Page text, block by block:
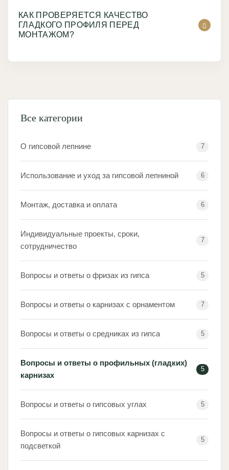
Все категории
О гипсовой лепнине 7
Использование и уход за гипсовой лепниной 6
Монтаж, доставка и оплата 6
Индивидуальные проекты, сроки,
сотрудничество
7
Вопросы и ответы о фризах из гипса 5
Вопросы и ответы о карнизах с орнаментом 7
Вопросы и ответы о средниках из гипса 5
Вопросы и ответы о профильных (гладких)
карнизах
5
Вопросы и ответы о гипсовых углах 5
Вопросы и ответы о гипсовых карнизах с
подсветкой
5
КАК ПРОВЕРЯЕТСЯ КАЧЕСТВО
ГЛАДКОГО ПРОФИЛЯ ПЕРЕД
МОНТАЖОМ?